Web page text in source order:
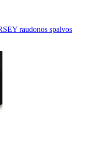
raudonos spalvos